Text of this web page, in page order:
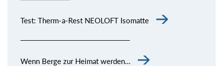
Test: Therm-a-Rest NEOLOFT Isomatte
Wenn Berge zur Heimat werden…